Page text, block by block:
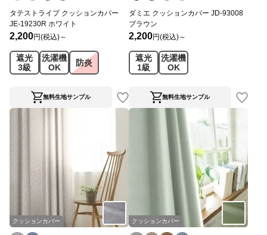
タテストライプ クッションカバー
JE-19230R ホワイト
2,200円(税込)～
遮光
3級
洗濯機
OK
防炎
無料生地サンプル
ダミエ クッションカバー JD-93008
ブラウン
2,200円(税込)～
遮光
1級
洗濯機
OK
無料生地サンプル
クッションカバー クッションカバー